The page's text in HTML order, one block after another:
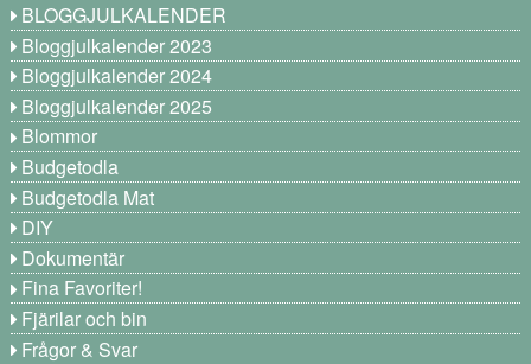
BLOGGJULKALENDER
Bloggjulkalender 2023
Bloggjulkalender 2024
Bloggjulkalender 2025
Blommor
Budgetodla
Budgetodla Mat
DIY
Dokumentär
Fina Favoriter!
Fjärilar och bin
Frågor & Svar